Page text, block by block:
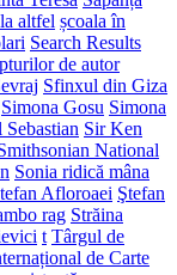
altfel școala în
Search Results
de autor
Sfinxul din Giza
Simona Gosu Simona
Sir Ken
National
Sonia ridică mâna
Afloroaei Ştefan
rag Străina
t Târgul de
de Carte